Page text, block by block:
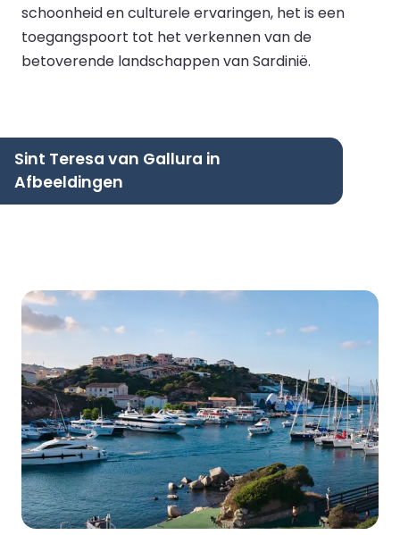
schoonheid en culturele ervaringen, het is een
toegangspoort tot het verkennen van de
betoverende landschappen van Sardinië.
Sint Teresa van Gallura in
Afbeeldingen